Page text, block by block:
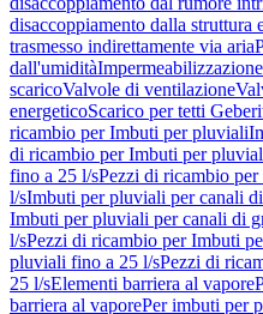
disaccoppiamento dalla struttura
trasmesso indirettamente via aria
dall'umiditàImpermeabilizzazione
scaricoValvole di ventilazione
energeticoScarico per tetti
ricambio per Imbuti per pluviali
di ricambio per Imbuti per
fino a 25 l/sPezzi di ricambio
l/sImbuti per pluviali per canali
Imbuti per pluviali per canali di
l/sPezzi di ricambio per Imbuti
pluviali fino a 25 l/sPezzi di
25 l/sElementi barriera al vapore
barriera al vaporePer imbuti per